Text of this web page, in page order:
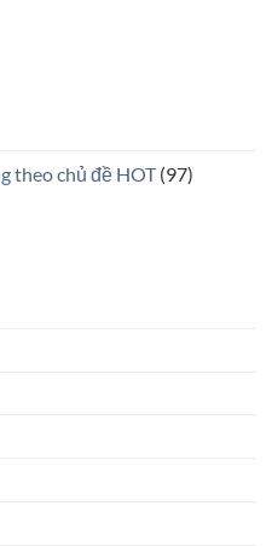
theo chủ đề HOT(97)